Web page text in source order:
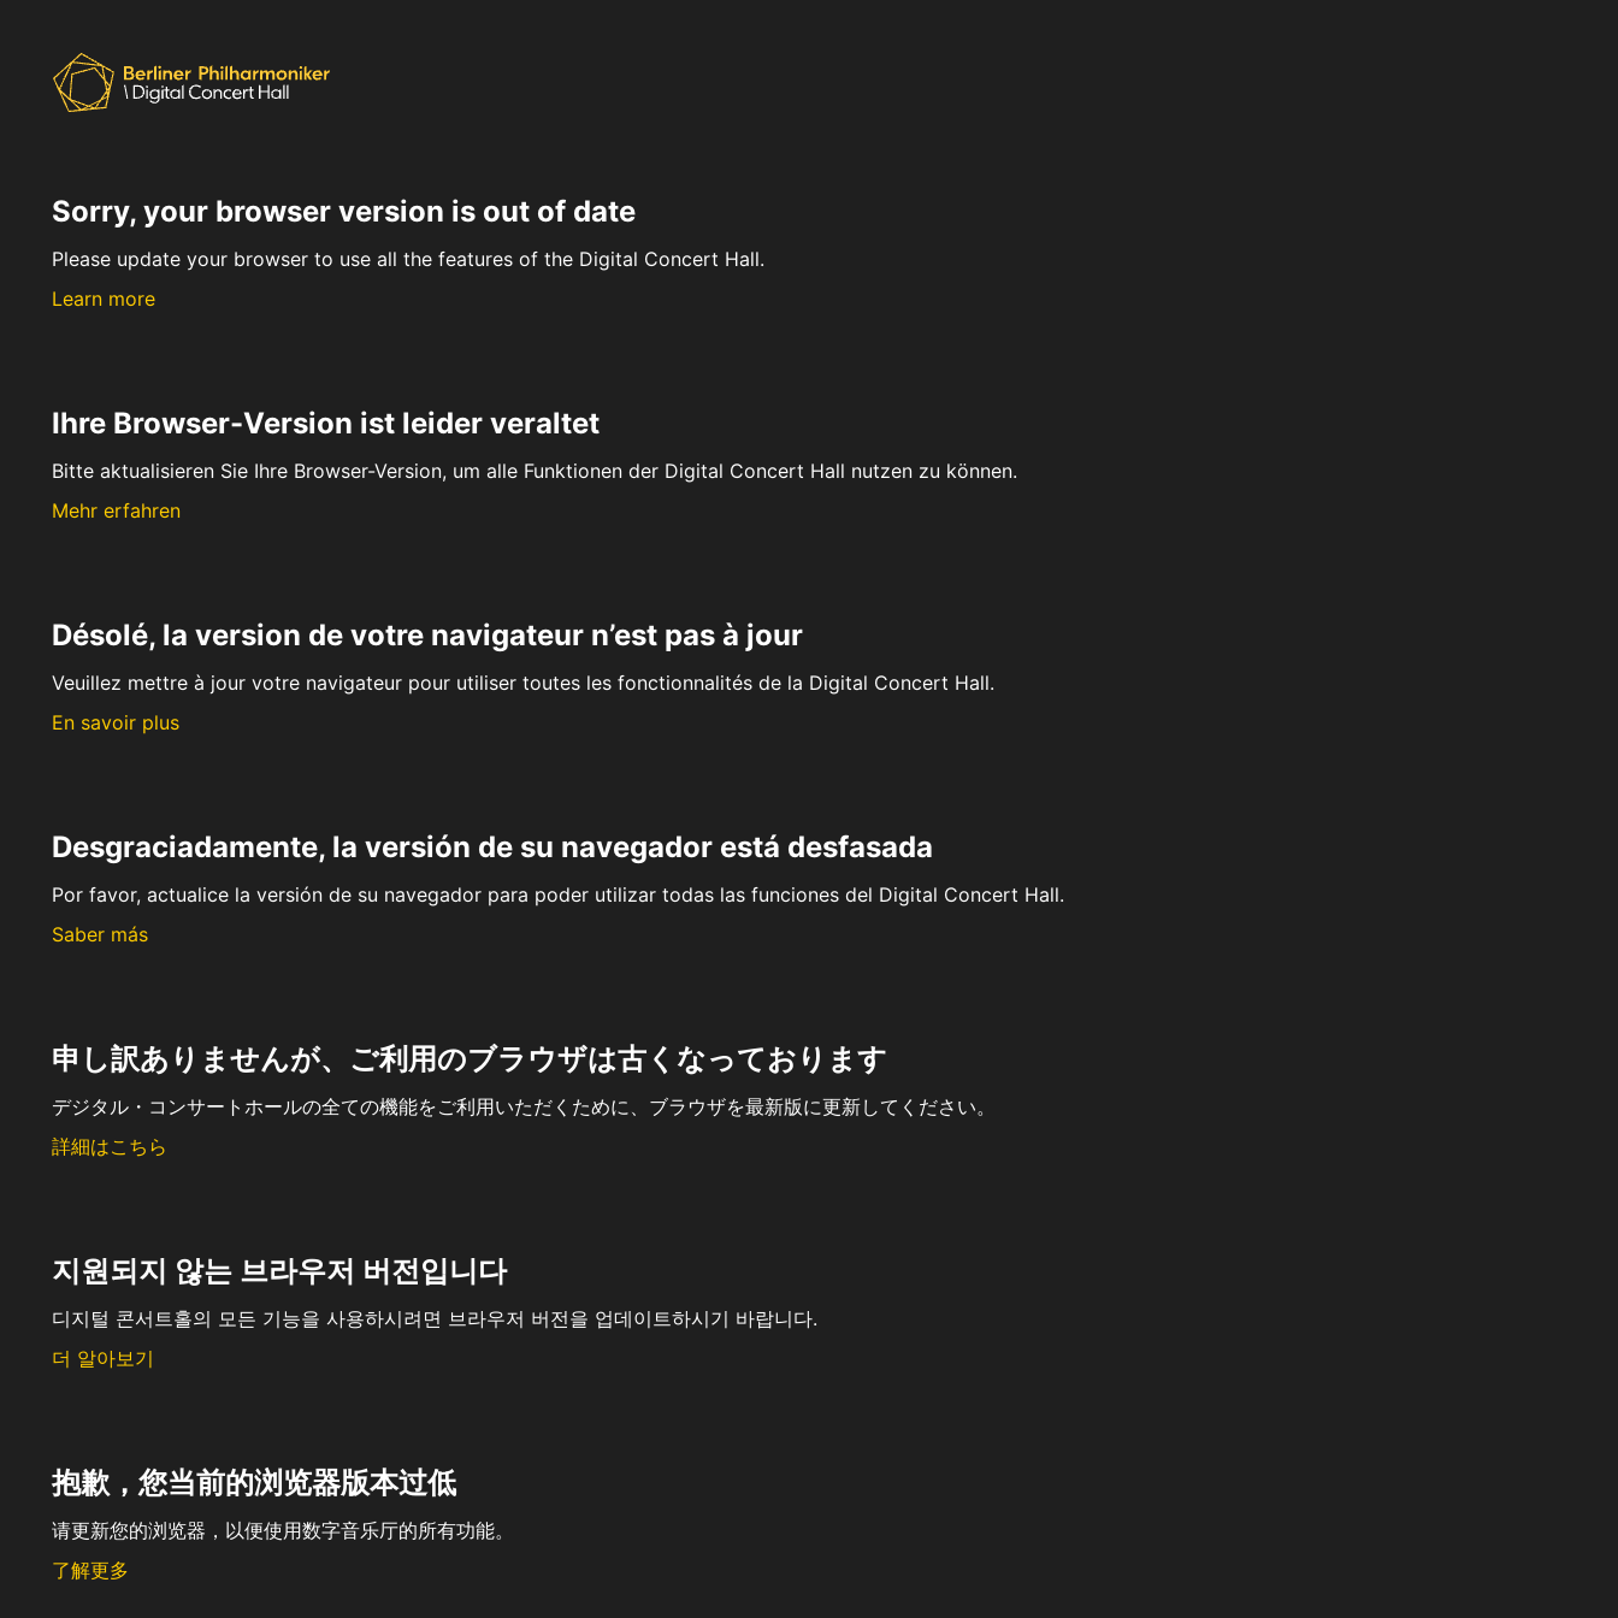
Sorry, your browser version is out of date
Please update your browser to use all the features of the Digital Concert Hall.
Learn more
Ihre Browser-Version ist leider veraltet
Bitte aktualisieren Sie Ihre Browser-Version, um alle Funktionen der Digital Concert Hall nutzen zu können.
Mehr erfahren
Désolé, la version de votre navigateur n’est pas à jour
Veuillez mettre à jour votre navigateur pour utiliser toutes les fonctionnalités de la Digital Concert Hall.
En savoir plus
Desgraciadamente, la versión de su navegador está desfasada
Por favor, actualice la versión de su navegador para poder utilizar todas las funciones del Digital Concert Hall.
Saber más
申し訳ありませんが、ご利用のブラウザは古くなっております
デジタル・コンサートホールの全ての機能をご利用いただくために、ブラウザを最新版に更新してください。
詳細はこちら
지원되지 않는 브라우저 버전입니다
디지털 콘서트홀의 모든 기능을 사용하시려면 브라우저 버전을 업데이트하시기 바랍니다.
더 알아보기
抱歉，您当前的浏览器版本过低
请更新您的浏览器，以便使用数字音乐厅的所有功能。
了解更多